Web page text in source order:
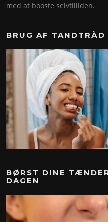
med at booste selvtilliden.
BRUG AF TANDTRÅD
BØRST DINE
DAGEN